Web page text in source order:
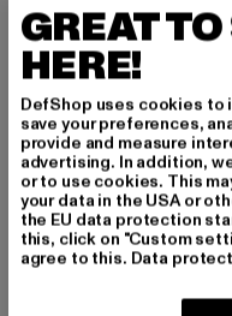
URBAN CLASSICS
Modal
18,89 EUR
Derzeitiger Preis: 18,89
29,99 EUR
GREAT
HERE!
DefShop uses cookies to
save your preferences,
provide and measure
advertising. In addition,
or to use cookies. This
your data in the USA or
the EU data protection
this, click on "Custom
agree to this. Data